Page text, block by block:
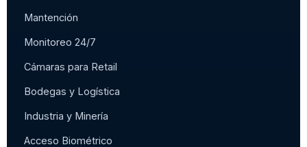
Mantención
Monitoreo 24/7
Cámaras para Retail
Bodegas y Logística
Industria y Minería
Acceso Biométrico